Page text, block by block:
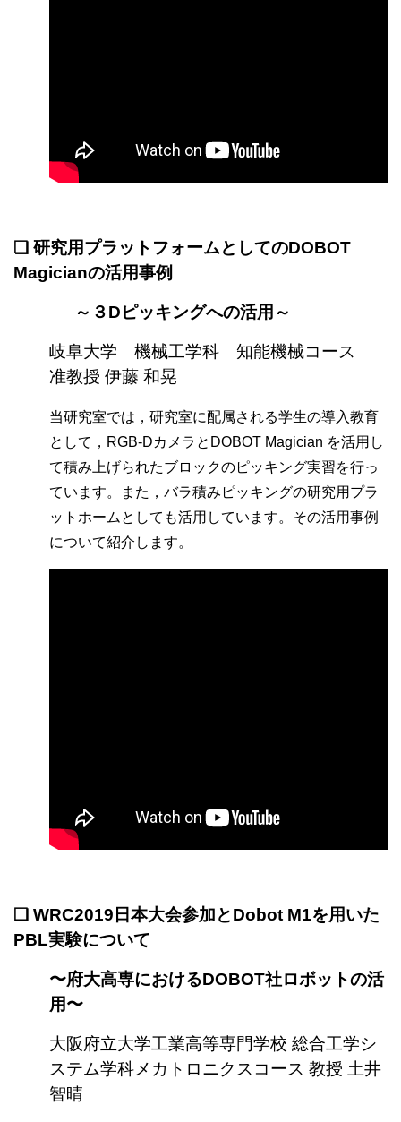
❏ 研究用プラットフォームとしてのDOBOT
Magicianの活用事例
～３Dピッキングへの活用～
岐阜大学 機械工学科 知能機械コース
准教授 伊藤 和晃
当研究室では，研究室に配属される学生の導入教育
として，RGB-DカメラとDOBOT Magician を活用し
て積み上げられたブロックのピッキング実習を行っ
ています。また，バラ積みピッキングの研究用プラ
ットホームとしても活用しています。その活用事例
について紹介します。
❏ WRC2019日本大会参加とDobot M1を用いた
PBL実験について
〜府大高専におけるDOBOT社ロボットの活
用〜
大阪府立大学工業高等専門学校 総合工学シ
ステム学科メカトロニクスコース 教授 土井
智晴